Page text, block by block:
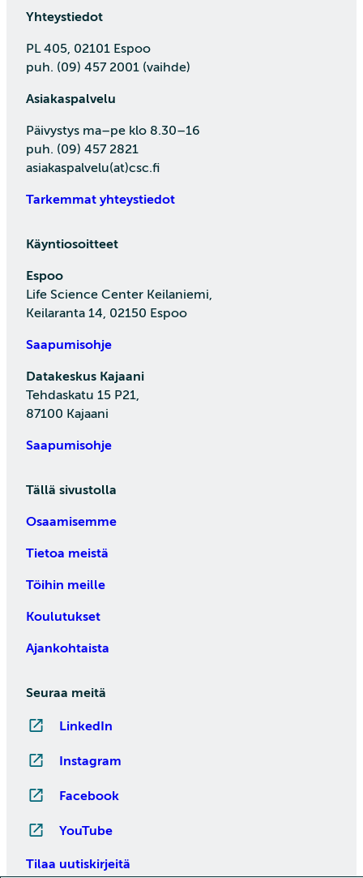
Yhteystiedot
PL 405, 02101 Espoo
puh. (09) 457 2001 (vaihde)
Asiakaspalvelu
Päivystys ma–pe klo 8.30–16
puh. (09) 457 2821
asiakaspalvelu(at)csc.fi
Tarkemmat yhteystiedot
Käyntiosoitteet
Espoo
Life Science Center Keilaniemi,
Keilaranta 14, 02150 Espoo
Saapumisohje
Datakeskus Kajaani
Tehdaskatu 15 P21,
87100 Kajaani
Saapumisohje
Tällä sivustolla
Osaamisemme
Tietoa meistä
Töihin meille
Koulutukset
Ajankohtaista
Seuraa meitä
LinkedIn
Instagram
Facebook
YouTube
Tilaa uutiskirjeitä